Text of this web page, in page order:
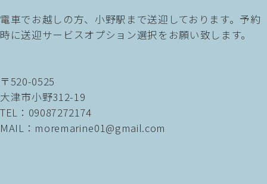
電車でお越しの方、小野駅まで送迎しております。予約
時に送迎サービスオプション選択をお願い致します。
〒520-0525
大津市小野312-19
TEL：09087272174
MAIL：moremarine01@gmail.com